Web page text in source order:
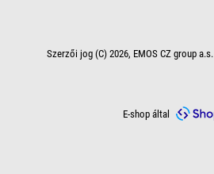
Szerzői jog (C) 2026, EMOS CZ group
E-shop által